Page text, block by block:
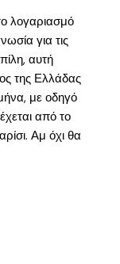
λογαριασμό
για τις
αυτή
της Ελλάδας
με οδηγό
από το
Αμ όχι θα